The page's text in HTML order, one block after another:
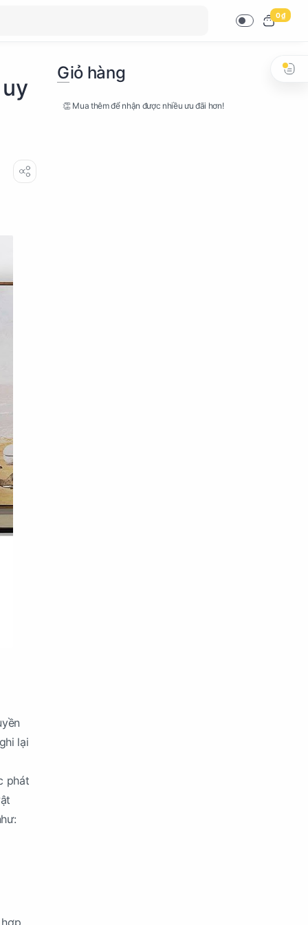
0 ₫
lại
phát
Giỏ hàng
👏 Mua thêm để nhận được nhiều ưu đãi hơn!